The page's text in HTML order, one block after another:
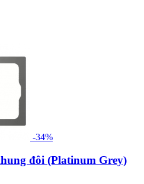
-34%
đôi (Platinum Grey)